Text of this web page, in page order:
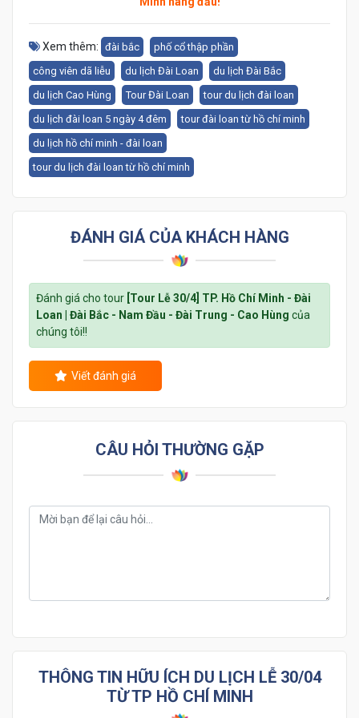
Xem thêm: đài bắc
phố cổ thập phần
công viên dã liễu
du lịch Đài Loan
du lịch Đài Bắc
du lịch Cao Hùng
Tour Đài Loan
tour du lịch đài loan
du lịch đài loan 5 ngày 4 đêm
tour đài loan từ hồ chí minh
du lịch hồ chí minh - đài loan
tour du lịch đài loan từ hồ chí minh
ĐÁNH GIÁ CỦA KHÁCH HÀNG
Đánh giá cho tour [Tour Lễ 30/4] TP. Hồ Chí Minh - Đài
Loan | Đài Bắc - Nam Đầu - Đài Trung - Cao Hùng của
chúng tôi!!
Viết đánh giá
CÂU HỎI THƯỜNG GẶP
THÔNG TIN HỮU ÍCH DU LỊCH LỄ 30/04
TỪ TP HỒ CHÍ MINH